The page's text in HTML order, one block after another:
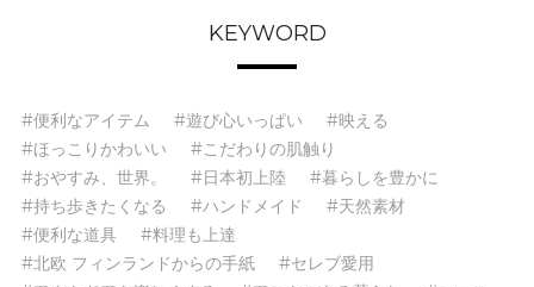
KEYWORD
#便利なアイテム #遊び心いっぱい
#映える
#ほっこりかわいい
#こだわりの肌触り
#おやすみ、世界。
#日本初上陸
#暮らしを豊かに
#持ち歩きたくなる
#ハンドメイド
#天然素材
#便利な道具
#料理も上達
#北欧 フィンランドからの手紙
#セレブ愛用